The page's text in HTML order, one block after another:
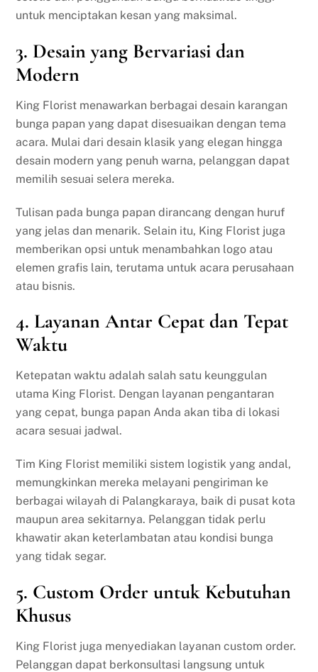
untuk menciptakan kesan yang maksimal.
3. Desain yang Bervariasi dan
Modern
King Florist menawarkan berbagai desain karangan
bunga papan yang dapat disesuaikan dengan tema
acara. Mulai dari desain klasik yang elegan hingga
desain modern yang penuh warna, pelanggan dapat
memilih sesuai selera mereka.
Tulisan pada bunga papan dirancang dengan huruf
yang jelas dan menarik. Selain itu, King Florist juga
memberikan opsi untuk menambahkan logo atau
elemen grafis lain, terutama untuk acara perusahaan
atau bisnis.
4. Layanan Antar Cepat dan Tepat
Waktu
Ketepatan waktu adalah salah satu keunggulan
utama King Florist. Dengan layanan pengantaran
yang cepat, bunga papan Anda akan tiba di lokasi
acara sesuai jadwal.
Tim King Florist memiliki sistem logistik yang andal,
memungkinkan mereka melayani pengiriman ke
berbagai wilayah di Palangkaraya, baik di pusat kota
maupun area sekitarnya. Pelanggan tidak perlu
khawatir akan keterlambatan atau kondisi bunga
yang tidak segar.
5. Custom Order untuk Kebutuhan
Khusus
King Florist juga menyediakan layanan custom order.
Pelanggan dapat berkonsultasi langsung untuk